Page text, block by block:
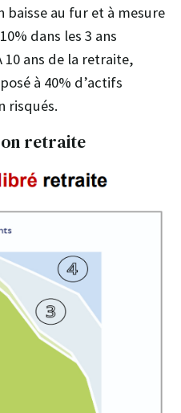
baisse au fur et à mesure
dans les 3 ans
ans de la retraite,
à 40% d’actifs
risqués.
retraite